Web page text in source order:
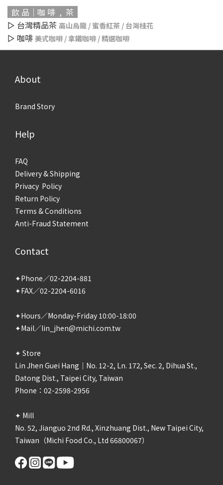
飲 品｜咖 啡 , 茶
▻ 台灣精品茶 高山烏龍 / 蜜香紅茶 / 台灣桂花
▻ 咖啡 美式咖啡 / 拿鐵咖啡 / 精選咖啡
About
Brand Story
Help
FAQ
Delivery & Shipping
Privacy Policy
Return Policy
Terms & Conditions
Anti-Fraud Statement
Contact
✦Phone／02-2204-881
✦FAX／02-2204-6016
✦Hours／Monday-Friday 10:00-18:00
✦Mail／lin_jhen@michi.com.tw
✦ Store
Lin Jhen Guei Hang｜No. 12-2, Ln. 172, Sec. 2, Dihua St.,
Datong Dist., Taipei City, Taiwan
Phone：02-2598-2956
✦ Mill
No. 52, Jianguo 2nd Rd., Xinzhuang Dist., New Taipei City,
Taiwan（Michi Food Co., Ltd 66800067）